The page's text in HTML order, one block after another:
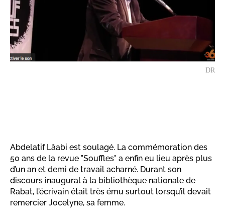
DR
Abdelatif Lâabi est soulagé. La commémoration des
50 ans de la revue "Souffles" a enfin eu lieu après plus
d’un an et demi de travail acharné. Durant son
discours inaugural à la bibliothèque nationale de
Rabat, l’écrivain était très ému surtout lorsqu’il devait
remercier Jocelyne, sa femme.